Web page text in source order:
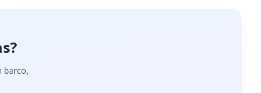
barco,